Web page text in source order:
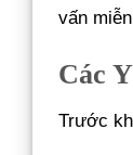
vấn
Các
Trước